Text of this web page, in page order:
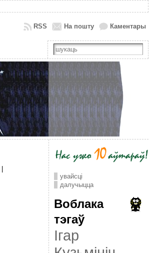
Каментары
На пошту
RSS
увайсці
далучыцца
Воблака
тэгаў
Ігар